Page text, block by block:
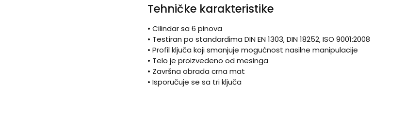
Tehničke karakteristike
• Cilindar sa 6 pinova
• Testiran po standardima DIN EN 1303, DIN 18252, ISO 9001:2008
• Profil ključa koji smanjuje mogućnost nasilne manipulacije
• Telo je proizvedeno od mesinga
• Završna obrada crna mat
• Isporučuje se sa tri ključa